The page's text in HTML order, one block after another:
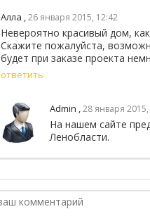
Алла ,26 января 2015, 12:42
Невероятно красивый дом,
Скажите пожалуйста,
будет при заказе проекта
ответить
Admin ,28 января
На нашем сайте
Ленобласти.